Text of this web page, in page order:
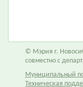
© Мэрия г.
совместно с
Муниципальный
Техническая